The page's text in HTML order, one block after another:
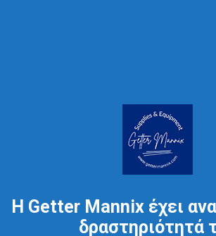
Η Getter Mannix έχει
δραστηριότητά